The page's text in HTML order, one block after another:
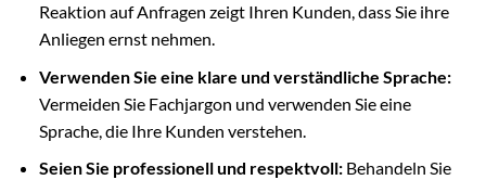
Reaktion auf Anfragen zeigt Ihren Kunden, dass Sie ihre
Anliegen ernst nehmen.
Verwenden Sie eine klare und verständliche Sprache:
Vermeiden Sie Fachjargon und verwenden Sie eine
Sprache, die Ihre Kunden verstehen.
Seien Sie professionell und respektvoll:Behandeln Sie